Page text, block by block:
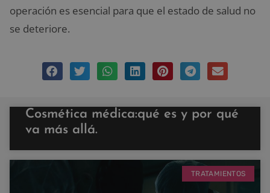
operación es esencial para que el estado de salud no
se deteriore.
Cosmética médica:qué es y por qué
va más allá.
TRATAMIENTOS